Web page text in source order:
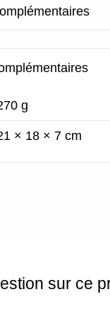
dorée
g
× 18 × 7 cm
sur ce